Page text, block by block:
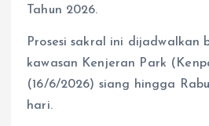
Tahun 2026.
Prosesi sakral ini dijadwalkan
kawasan Kenjeran Park
(16/6/2026) siang hingga
hari.